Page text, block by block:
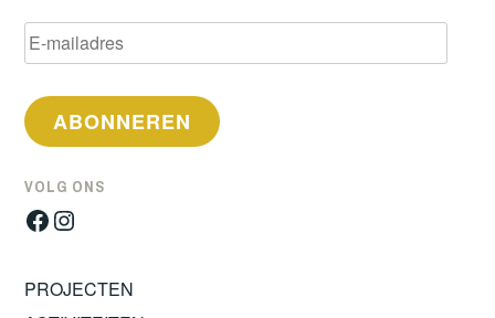
E-
mailadres
ABONNEREN
VOLG ONS
Facebook
Instagram
PROJECTEN